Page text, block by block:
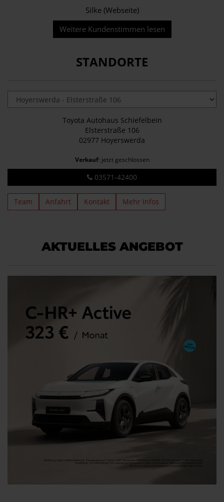
Silke (Webseite)
Weitere Kundenstimmen lesen
STANDORTE
Toyota Autohaus Schiefelbein
Elsterstraße 106
02977 Hoyerswerda
Verkauf: jetzt geschlossen
03571-42400
Team Anfahrt Kontakt Mehr Infos
AKTUELLES ANGEBOT